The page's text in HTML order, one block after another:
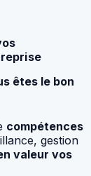
êtes le bon
compétences
gestion
valeur vos